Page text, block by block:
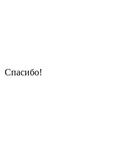
Спасибо!